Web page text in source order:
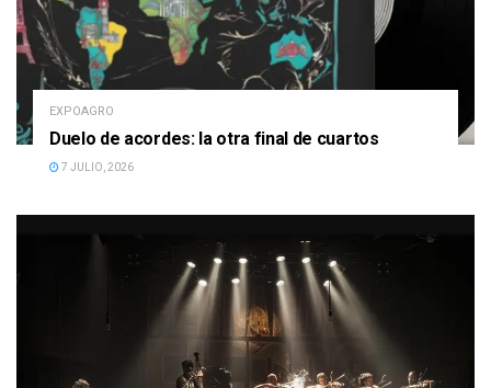
EXPOAGRO
Duelo de acordes: la otra final de cuartos
7 JULIO, 2026